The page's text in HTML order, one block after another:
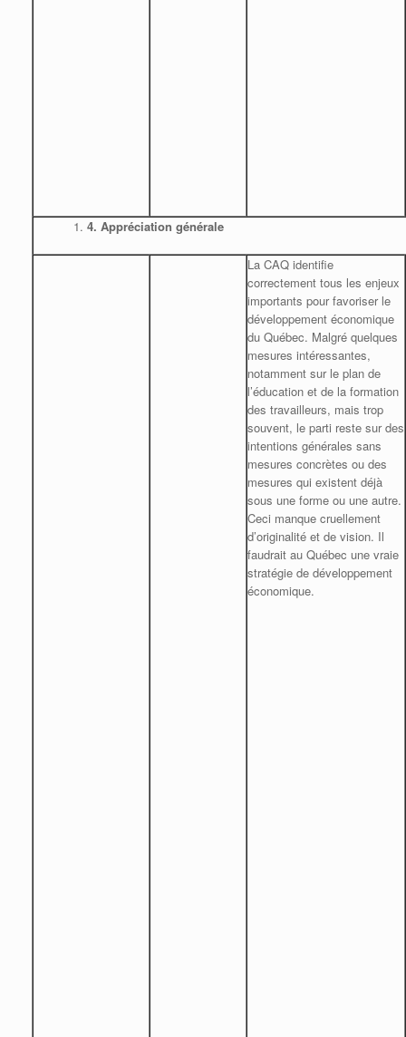
4. Appréciation générale
La CAQ identifie
correctement tous les enjeux
importants pour favoriser le
développement économique
du Québec. Malgré quelques
mesures intéressantes,
notamment sur le plan de
l’éducation et de la formation
des travailleurs, mais trop
souvent, le parti reste sur des
intentions générales sans
mesures concrètes ou des
mesures qui existent déjà
sous une forme ou une autre.
Ceci manque cruellement
d’originalité et de vision. Il
faudrait au Québec une vraie
stratégie de développement
économique.